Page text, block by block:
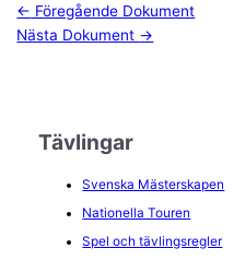
Tävlingar
Svenska Mästerskapen
Nationella Touren
Spel och tävlingsregler
← Föregående Dokument
Nästa Dokument →